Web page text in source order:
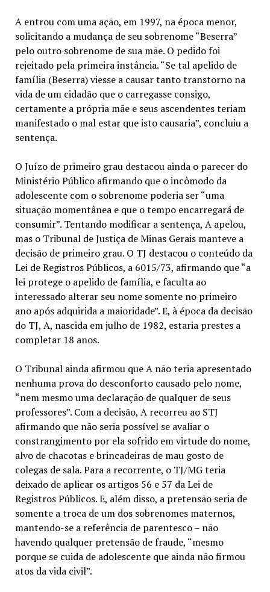
A entrou com uma ação, em 1997, na época menor,
solicitando a mudança de seu sobrenome “Beserra”
pelo outro sobrenome de sua mãe. O pedido foi
rejeitado pela primeira instância. “Se tal apelido de
família (Beserra) viesse a causar tanto transtorno na
vida de um cidadão que o carregasse consigo,
certamente a própria mãe e seus ascendentes teriam
manifestado o mal estar que isto causaria”, concluiu a
sentença.
O Juízo de primeiro grau destacou ainda o parecer do
Ministério Público afirmando que o incômodo da
adolescente com o sobrenome poderia ser “uma
situação momentânea e que o tempo encarregará de
consumir”. Tentando modificar a sentença, A apelou,
mas o Tribunal de Justiça de Minas Gerais manteve a
decisão de primeiro grau. O TJ destacou o conteúdo da
Lei de Registros Públicos, a 6015/73, afirmando que “a
lei protege o apelido de família, e faculta ao
interessado alterar seu nome somente no primeiro
ano após adquirida a maioridade”. E, à época da decisão
do TJ, A, nascida em julho de 1982, estaria prestes a
completar 18 anos.
O Tribunal ainda afirmou que A não teria apresentado
nenhuma prova do desconforto causado pelo nome,
“nem mesmo uma declaração de qualquer de seus
professores”. Com a decisão, A recorreu ao STJ
afirmando que não seria possível se avaliar o
constrangimento por ela sofrido em virtude do nome,
alvo de chacotas e brincadeiras de mau gosto de
colegas de sala. Para a recorrente, o TJ/MG teria
deixado de aplicar os artigos 56 e 57 da Lei de
Registros Públicos. E, além disso, a pretensão seria de
somente a troca de um dos sobrenomes maternos,
mantendo-se a referência de parentesco – não
havendo qualquer pretensão de fraude, “mesmo
porque se cuida de adolescente que ainda não firmou
atos da vida civil”.